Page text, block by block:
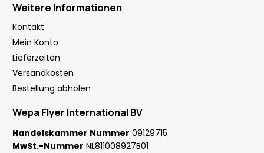
Weitere Informationen
Kontakt
Mein Konto
Lieferzeiten
Versandkosten
Bestellung abholen
Wepa Flyer International BV
Handelskammer Nummer 09129715
MwSt.-Nummer NL811008927B01